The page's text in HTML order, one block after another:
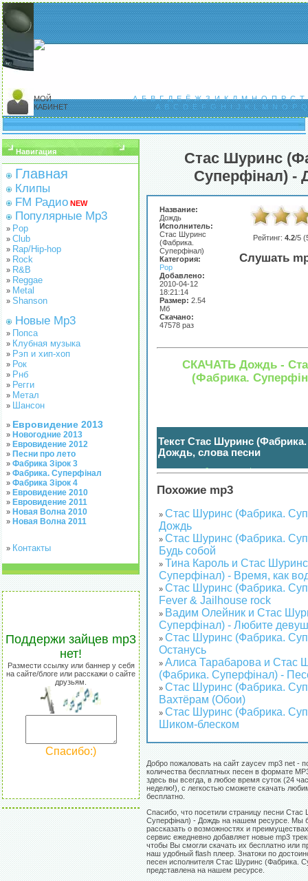
МОЙ
КАБИНЕТ
А Б В Г Д Е Ё Ж З И К Л М Н О П Р С Т
A B C D E F G H I J K L M N O P Q
Навигация
Главная
Клипы
FM Радио NEW
Популярные Mp3
» Pop
» Club
» Rap/Hip-hop
» Rock
» R&B
» Reggae
» Metal
» Shanson
Новые Mp3
» Попса
» Клубная музыка
» Рэп и хип-хоп
» Рок
» Рнб
» Регги
» Метал
» Шансон
» Евровидение 2013
» Новогодние 2013
» Евровидение 2012
» Песни про лето
» Фабрика Зірок 3
» Фабрика. Суперфінал
» Фабрика Зірок 4
» Евровидение 2010
» Евровидение 2011
» Новая Волна 2010
» Новая Волна 2011
» Контакты
Поддержи зайцев mp3
нет!
Размести ссылку или баннер у себя
на сайте/блоге или расскажи о сайте
друзьям.
Спасибо:)
Стас Шуринс
Суперфінал) -
Название:
Дождь
Исполнитель:
Стас Шуринс
(Фабрика.
Суперфінал)
Категория:
Pop
Добавлено:
2010-04-12
18:21:14
Размер: 2.54
Мб
Скачано:
47578 раз
Рейтинг: 4.2/5 (
Слушать
СКАЧАТЬ Дождь -
(Фабрика.
Текст Стас Шуринс
Дождь, слова песни
(нажмите чтобы показать / спрятать)
Похожие mp3
» Стас Шуринс (Фабрика.
Дождь
» Стас Шуринс (Фабрика.
Будь собой
» Тина Кароль и Стас
Суперфінал) - Время, как
» Стас Шуринс (Фабрика.
Fever & Jailhouse rock
» Вадим Олейник и Стас
Суперфінал) - Любите
» Стас Шуринс (Фабрика.
Останусь
» Алиса Тарабарова и Стас
(Фабрика. Суперфінал) -
» Стас Шуринс (Фабрика.
Вахтёрам (Обои)
» Стас Шуринс (Фабрика.
Шиком-блеском
Добро пожаловать на сайт zaycev mp3 net -
количества бесплатных песен в формате
здесь вы всегда, в любое время суток (24
неделю!), с легкостью сможете скачать
бесплатно.
Спасибо, что посетили страницу песни
Суперфінал) - Дождь на нашем ресурсе. Мы
рассказать о возможностях и
сервис ежедневно добавляет новые mp3
чтобы Вы смогли скачать их бесплатно или
наш удобный flash плеер. Знатоки по
песен исполнителя Стас Шуринс (Фабрика.
представлена на нашем ресурсе.